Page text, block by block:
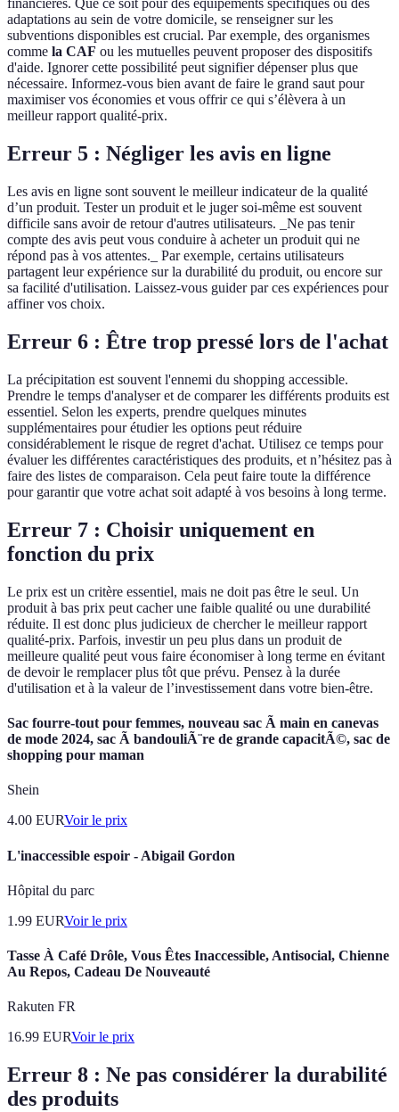
financières. Que ce soit pour des équipements spécifiques ou des
adaptations au sein de votre domicile, se renseigner sur les
subventions disponibles est crucial. Par exemple, des organismes
comme la CAF ou les mutuelles peuvent proposer des dispositifs
d'aide. Ignorer cette possibilité peut signifier dépenser plus que
nécessaire. Informez-vous bien avant de faire le grand saut pour
maximiser vos économies et vous offrir ce qui s’élèvera à un
meilleur rapport qualité-prix.
Erreur 5 : Négliger les avis en ligne
Les avis en ligne sont souvent le meilleur indicateur de la qualité
d’un produit. Tester un produit et le juger soi-même est souvent
difficile sans avoir de retour d'autres utilisateurs. _Ne pas tenir
compte des avis peut vous conduire à acheter un produit qui ne
répond pas à vos attentes._ Par exemple, certains utilisateurs
partagent leur expérience sur la durabilité du produit, ou encore sur
sa facilité d'utilisation. Laissez-vous guider par ces expériences pour
affiner vos choix.
Erreur 6 : Être trop pressé lors de l'achat
La précipitation est souvent l'ennemi du shopping accessible.
Prendre le temps d'analyser et de comparer les différents produits est
essentiel. Selon les experts, prendre quelques minutes
supplémentaires pour étudier les options peut réduire
considérablement le risque de regret d'achat. Utilisez ce temps pour
évaluer les différentes caractéristiques des produits, et n’hésitez pas à
faire des listes de comparaison. Cela peut faire toute la différence
pour garantir que votre achat soit adapté à vos besoins à long terme.
Erreur 7 : Choisir uniquement en
fonction du prix
Le prix est un critère essentiel, mais ne doit pas être le seul. Un
produit à bas prix peut cacher une faible qualité ou une durabilité
réduite. Il est donc plus judicieux de chercher le meilleur rapport
qualité-prix. Parfois, investir un peu plus dans un produit de
meilleure qualité peut vous faire économiser à long terme en évitant
de devoir le remplacer plus tôt que prévu. Pensez à la durée
d'utilisation et à la valeur de l’investissement dans votre bien-être.
Sac fourre-tout pour femmes, nouveau sac Ã main en canevas
de mode 2024, sac Ã bandouliÃ¨re de grande capacitÃ©, sac de
shopping pour maman
Shein
4.00 EURVoir le prix
L'inaccessible espoir - Abigail Gordon
Hôpital du parc
1.99 EURVoir le prix
Tasse À Café Drôle, Vous Êtes Inaccessible, Antisocial, Chienne
Au Repos, Cadeau De Nouveauté
Rakuten FR
16.99 EURVoir le prix
Erreur 8 : Ne pas considérer la durabilité
des produits